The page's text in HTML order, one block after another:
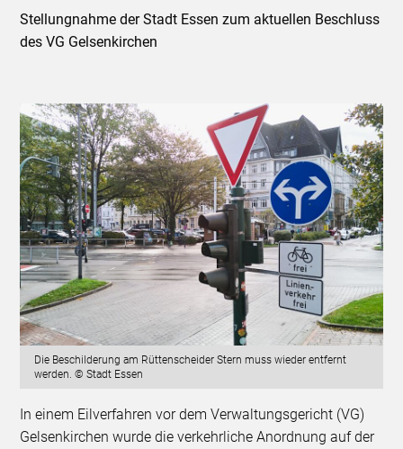
Stellungnahme der Stadt Essen zum aktuellen Beschluss
des VG Gelsenkirchen
Die Beschilderung am Rüttenscheider Stern muss wieder entfernt
werden. © Stadt Essen
In einem Eilverfahren vor dem Verwaltungsgericht (VG)
Gelsenkirchen wurde die verkehrliche Anordnung auf der